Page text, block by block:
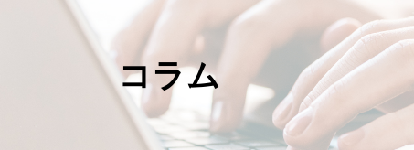
コラム